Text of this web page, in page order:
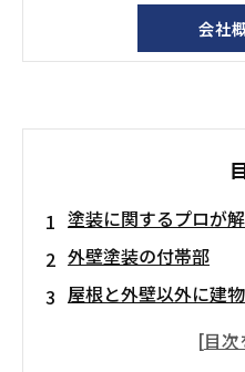
会社
塗装に関するプロが解
外壁塗装の付帯部
屋根と外壁以外に建